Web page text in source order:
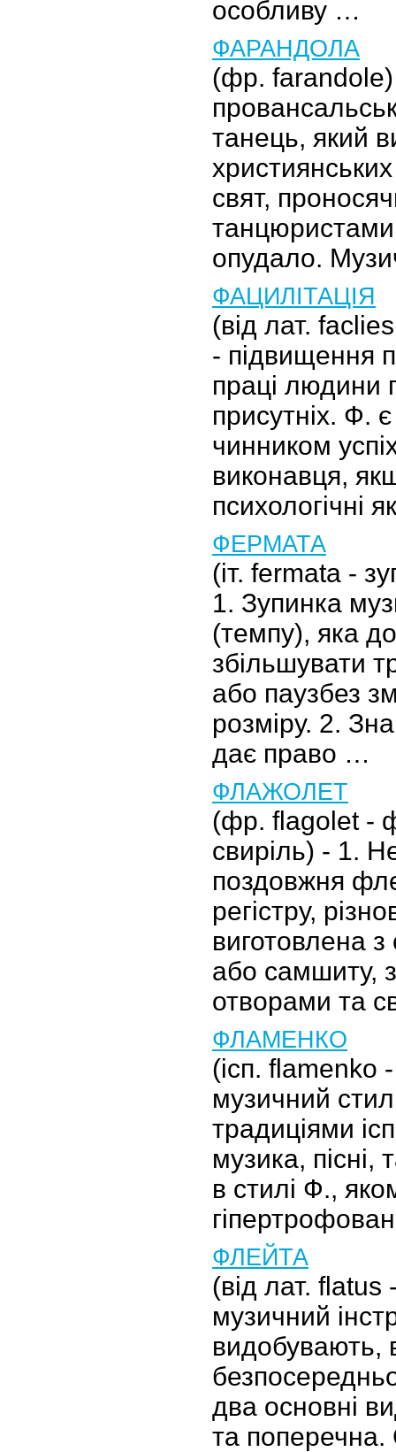
особливу …
ФАРАНДОЛА
(фр.
танець, який
свят,
опудало.
ФАЦИЛІТАЦІЯ
(від лат.
- підвищення
праці людини
присутніх. Ф.
чинником
виконавця,
психологічні
ФЕРМАТА
(іт. fermata -
1. Зупинка
(темпу), яка
збільшувати
або паузбез
розміру. 2.
дає право …
ФЛАЖОЛЕТ
(фр. flagolet -
свиріль) - 1.
поздовжня
регістру,
виготовлена з
або самшиту,
отворами та
ФЛАМЕНКО
(ісп. flamenko
музичний
традиціями
музика, пісні,
в стилі Ф.,
ФЛЕЙТА
(від лат.
музичний
видобувають,
два основні
та